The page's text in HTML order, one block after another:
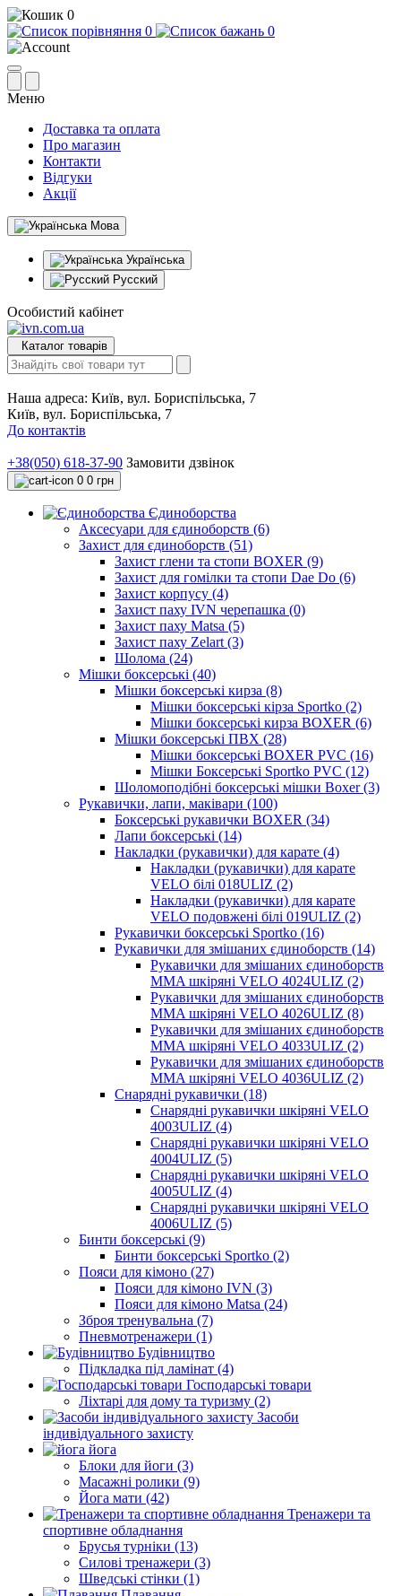
0
0
0
Меню
Доставка та оплата
Про магазин
Контакти
Відгуки
Акції
Мова
Українська
Русский
Особистий кабінет
Каталог товарів
Наша адреса: Київ, вул. Бориспільська, 7
Київ, вул. Бориспільська, 7
До контактів
+38(050) 618-37-90 Замовити дзвінок
0 0 грн
Єдиноборства
Аксесуари для єдиноборств (6)
Захист для єдиноборств (51)
Захист глени та стопи BOXER (9)
Захист для гомілки та стопи Dae Do (6)
Захист корпусу (4)
Захист паху IVN черепашка (0)
Захист паху Matsa (5)
Захист паху Zelart (3)
Шолома (24)
Мішки боксерські (40)
Мішки боксерські кирза (8)
Мішки боксерські кірза Sportko (2)
Мішки боксерські кирза BOXER (6)
Мішки боксерські ПВХ (28)
Мішки боксерські BOXER PVC (16)
Мішки Боксерські Sportko PVC (12)
Шоломоподібні боксерські мішки Boxer (3)
Рукавички, лапи, маківари (100)
Боксерські рукавички BOXER (34)
Лапи боксерські (14)
Накладки (рукавички) для карате (4)
Накладки (рукавички) для карате
VELO білі 018ULIZ (2)
Накладки (рукавички) для карате
VELO подовжені білі 019ULIZ (2)
Рукавички боксерські Sportko (16)
Рукавички для змішаних єдиноборств (14)
Рукавички для змішаних єдиноборств
MMA шкіряні VELO 4024ULIZ (2)
Рукавички для змішаних єдиноборств
MMA шкіряні VELO 4026ULIZ (8)
Рукавички для змішаних єдиноборств
MMA шкіряні VELO 4033ULIZ (2)
Рукавички для змішаних єдиноборств
MMA шкіряні VELO 4036ULIZ (2)
Снарядні рукавички (18)
Снарядні рукавички шкіряні VELO
4003ULIZ (4)
Снарядні рукавички шкіряні VELO
4004ULIZ (5)
Снарядні рукавички шкіряні VELO
4005ULIZ (4)
Снарядні рукавички шкіряні VELO
4006ULIZ (5)
Бинти боксерські (9)
Бинти боксерські Sportko (2)
Пояси для кімоно (27)
Пояси для кімоно IVN (3)
Пояси для кімоно Matsa (24)
Зброя тренувальна (7)
Пневмотренажери (1)
Будівництво
Підкладка під ламінат (4)
Господарські товари
Ліхтарі для дому та туризму (2)
Засоби
індивідуального захисту
йога
Блоки для йоги (3)
Масажні ролики (9)
Йога мати (42)
Тренажери та
спортивне обладнання
Брусья турніки (13)
Силові тренажери (3)
Шведські стінки (1)